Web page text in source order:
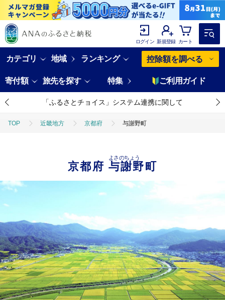
ログイン 新規登録 カート
カテゴリ 地域 ランキング 控除額を調べる
寄付額 旅先を探す 特集 ご利用ガイド
「ふるさとチョイス」システム連携に関して
TOP 近畿地方 京都府 与謝野町
京都府 与謝野町
よさのちょう